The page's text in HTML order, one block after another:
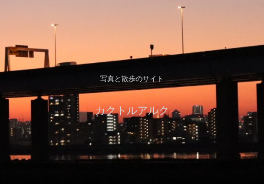
写真と散歩のサイト
カクトルアルク